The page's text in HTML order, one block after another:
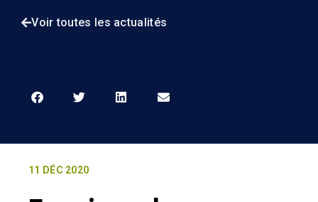
Voir toutes les actualités
11 DÉC 2020